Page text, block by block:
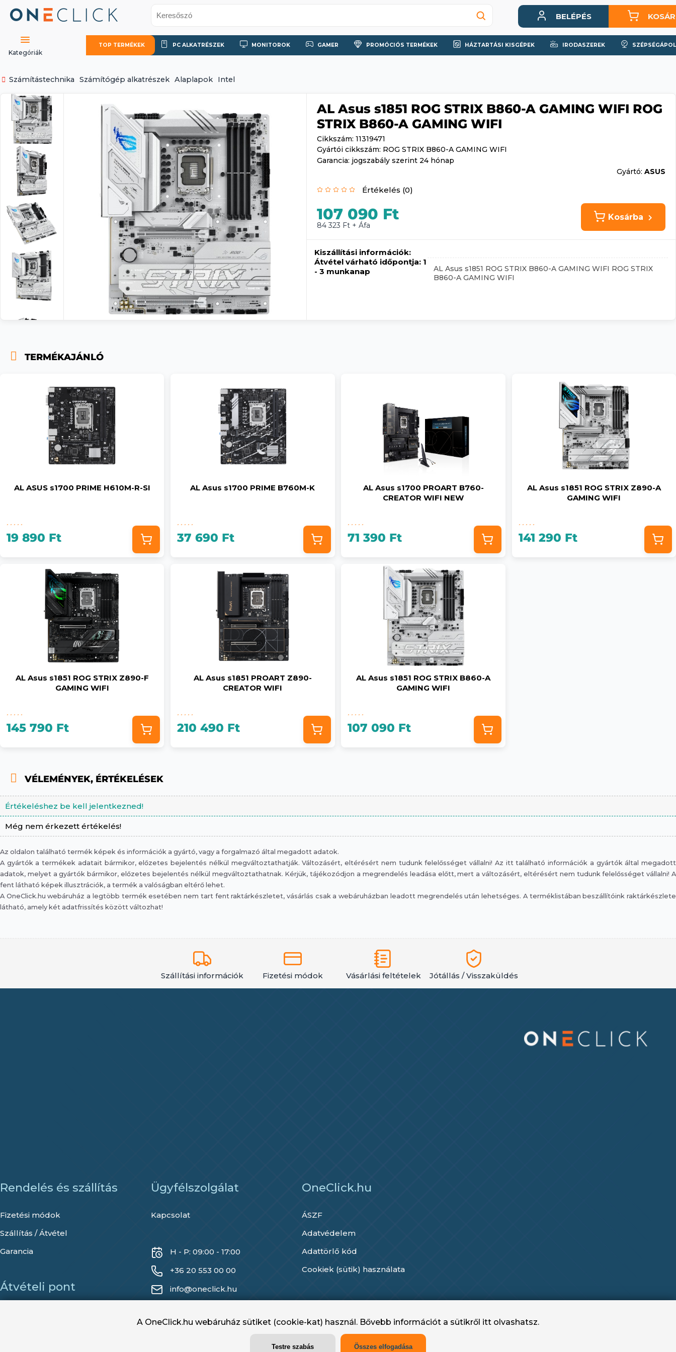
BELÉPÉS KOSÁR
Kategóriák
TOP TERMÉKEK PC ALKATRÉSZEK MONITOROK GAMER PROMÓCIÓS TERMÉKEK HÁZTARTÁSI KISGÉPEK IRODASZEREK
Számítástechnika Számítógép alkatrészek Alaplapok Intel
AL Asus s1851 ROG STRIX B860-A GAMING WIFI ROG
STRIX B860-A GAMING WIFI
Cikkszám: 11319471
Gyártói cikkszám: ROG STRIX B860-A GAMING WIFI
Garancia: jogszabály szerint 24 hónap
Gyártó: ASUS
Értékelés (0)
107 090 Ft
84 323 Ft + Áfa
Kosárba
Kiszállítási információk:
Átvétel várható időpontja: 1
- 3 munkanap
AL Asus s1851 ROG STRIX B860-A GAMING WIFI ROG STRIX
B860-A GAMING WIFI
TERMÉKAJÁNLÓ
AL ASUS s1700 PRIME H610M-R-SI
19 890 Ft
AL Asus s1700 PRIME B760M-K
37 690 Ft
AL Asus s1700 PROART B760-
CREATOR WIFI NEW
71 390 Ft
AL Asus s1851 ROG STRIX Z890-A
GAMING WIFI
141 290 Ft
AL Asus s1851 ROG STRIX Z890-F
GAMING WIFI
145 790 Ft
AL Asus s1851 PROART Z890-
CREATOR WIFI
210 490 Ft
AL Asus s1851 ROG STRIX B860-A
GAMING WIFI
107 090 Ft
VÉLEMÉNYEK, ÉRTÉKELÉSEK
Értékeléshez be kell jelentkezned!
Még nem érkezett értékelés!
Az oldalon található termék képek és információk a gyártó, vagy a forgalmazó által megadott adatok.
A gyártók a termékek adatait bármikor, előzetes bejelentés nélkül megváltoztathatják. Változásért, eltérésért nem tudunk felelősséget vállalni! Az itt található információk a gyártók által megadott
adatok, melyet a gyártók bármikor, előzetes bejelentés nélkül megváltoztathatnak. Kérjük, tájékozódjon a megrendelés leadása előtt, mert a változásért, eltérésért nem tudunk felelősséget vállalni! A
fent látható képek illusztrációk, a termék a valóságban eltérő lehet.
A OneClick.hu webáruház a legtöbb termék esetében nem tart fent raktárkészletet, vásárlás csak a webáruházban leadott megrendelés után lehetséges. A terméklistában beszállítóink raktárkészlete
látható, amely két adatfrissítés között változhat!
Szállítási információk Fizetési módok Vásárlási feltételek Jótállás / Visszaküldés
Rendelés és szállítás
Fizetési módok
Szállítás / Átvétel
Garancia
Átvételi pont
Ügyfélszolgálat
Kapcsolat
H - P: 09:00 - 17:00
+36 20 553 00 00
info@oneclick.hu
OneClick.hu
ÁSZF
Adatvédelem
Adattörlő kód
Cookiek (sütik) használata
OneClick.hu - OneClick Hungary Kft. 2022 - 2025
A OneClick.hu webáruház sütiket (cookie-kat) használ. Bővebb információt a sütikről itt olvashatsz.
Testre szabás Összes elfogadása